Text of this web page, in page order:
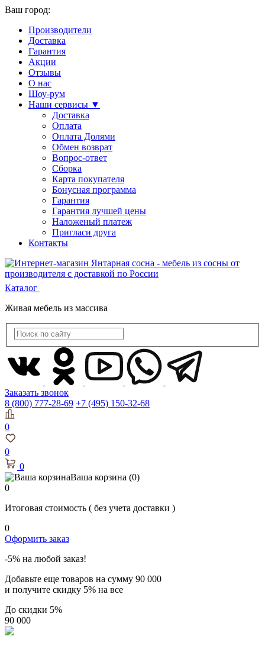
Ваш город:
Производители
Доставка
Гарантия
Акции
Отзывы
О нас
Шоу-рум
Наши сервисы ▼
Доставка
Оплата
Оплата Долями
Обмен возврат
Вопрос-ответ
Сборка
Карта покупателя
Бонусная программа
Гарантия
Гарантия лучшей цены
Наложеный платеж
Пригласи друга
Контакты
Каталог
Живая мебель из массива
Заказать звонок
8 (800) 777-28-69 +7 (495) 150-32-68
0
0
0
Ваша корзина (0)
0
Итоговая стоимость ( без учета доставки )
0
Оформить заказ
-5% на любой заказ!
Добавьте еще товаров на сумму 90 000
и получите скидку 5% на все
До скидки 5%
90 000